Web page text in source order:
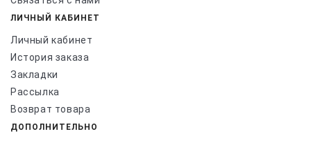
ЛИЧНЫЙ КАБИНЕТ
Личный кабинет
История заказа
Закладки
Рассылка
Возврат товара
ДОПОЛНИТЕЛЬНО